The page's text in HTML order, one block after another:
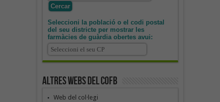
Seleccioni la població o el codi postal
del seu districte per mostrar les
farmàcies de guàrdia obertes avui:
Altres webs del COFB
Web del col·legi